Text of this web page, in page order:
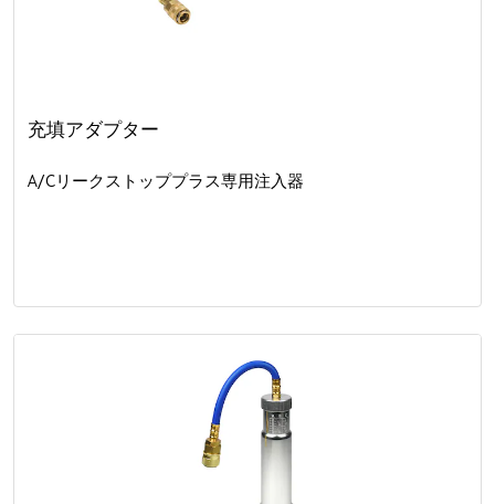
充填アダプター
A/Cリークストッププラス専用注入器